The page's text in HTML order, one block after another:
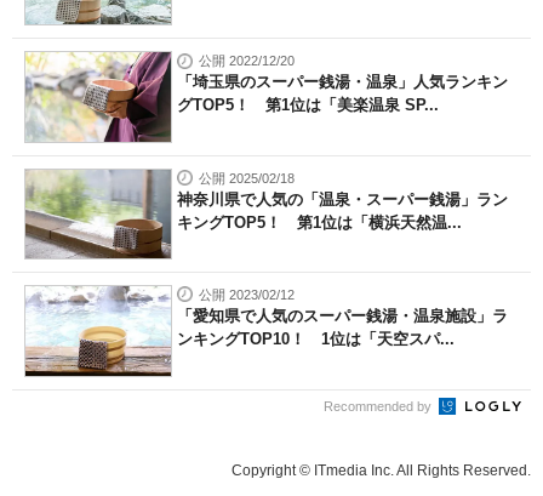
公開 2022/12/20
「埼玉県のスーパー銭湯・温泉」人気ランキン
グTOP5！ 第1位は「美楽温泉 SP...
公開 2025/02/18
神奈川県で人気の「温泉・スーパー銭湯」ラン
キングTOP5！ 第1位は「横浜天然温...
公開 2023/02/12
「愛知県で人気のスーパー銭湯・温泉施設」ラ
ンキングTOP10！ 1位は「天空スパ...
Recommended by
Copyright © ITmedia Inc. All Rights Reserved.